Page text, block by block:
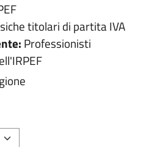
titolari di partita IVA
Professionisti